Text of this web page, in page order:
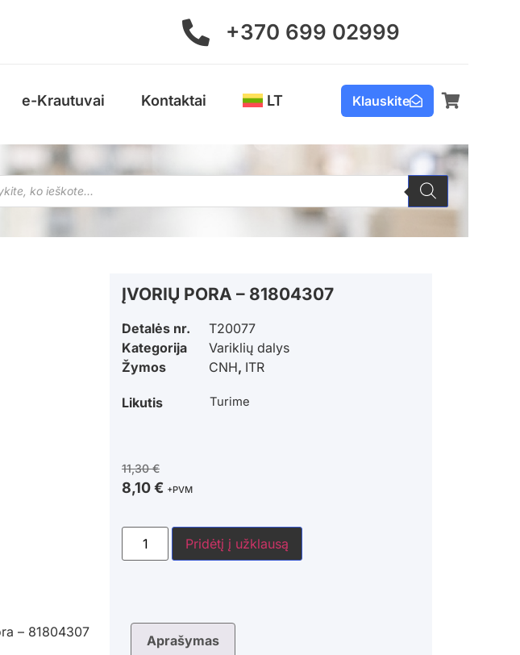
+370 699 02999
e-Krautuvai Kontaktai LT Klauskite
– 81804307
ĮVORIŲ PORA – 81804307
Detalės nr.
T20077
Kategorija
Variklių dalys
Žymos
CNH, ITR
Likutis Turime
11,30€
8,10€ +PVM
Pridėtį į užklausą
Aprašymas